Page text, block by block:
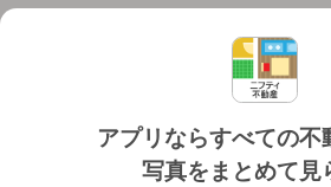
アプリならすべての不
写真をまとめて見
個人情報保護ポリシー